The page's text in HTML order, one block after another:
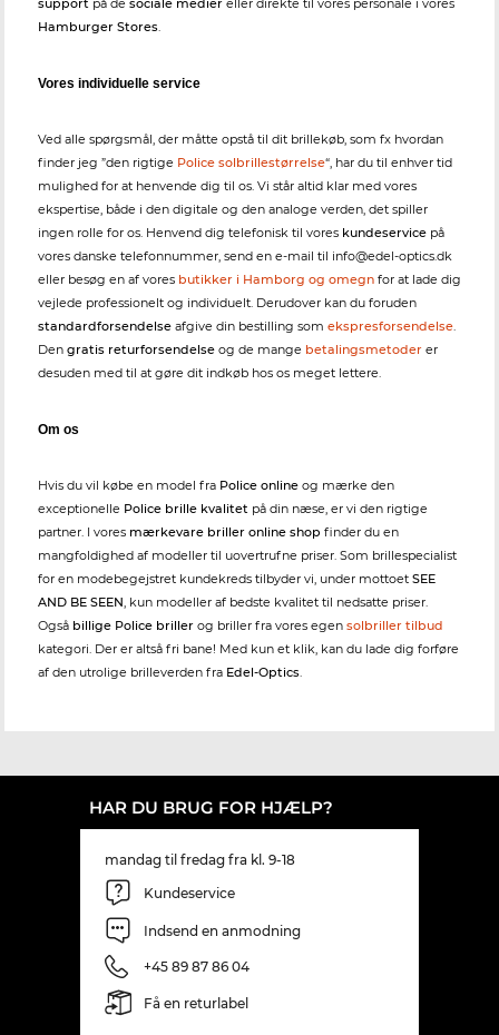
support på de sociale medier eller direkte til vores personale i vores
Hamburger Stores.
Vores individuelle service
Ved alle spørgsmål, der måtte opstå til dit brillekøb, som fx hvordan
finder jeg ”den rigtige Police solbrillestørrelse“, har du til enhver tid
mulighed for at henvende dig til os. Vi står altid klar med vores
ekspertise, både i den digitale og den analoge verden, det spiller
ingen rolle for os. Henvend dig telefonisk til vores kundeservice på
vores danske telefonnummer, send en e-mail til info@edel-optics.dk
eller besøg en af vores butikker i Hamborg og omegn for at lade dig
vejlede professionelt og individuelt. Derudover kan du foruden
standardforsendelse afgive din bestilling som ekspresforsendelse.
Den gratis returforsendelse og de mange betalingsmetoder er
desuden med til at gøre dit indkøb hos os meget lettere.
Om os
Hvis du vil købe en model fra Police online og mærke den
exceptionelle Police brille kvalitet på din næse, er vi den rigtige
partner. I vores mærkevare briller online shop finder du en
mangfoldighed af modeller til uovertrufne priser. Som brillespecialist
for en modebegejstret kundekreds tilbyder vi, under mottoet SEE
AND BE SEEN, kun modeller af bedste kvalitet til nedsatte priser.
Også billige Police briller og briller fra vores egen solbriller tilbud
kategori. Der er altså fri bane! Med kun et klik, kan du lade dig forføre
af den utrolige brilleverden fra Edel-Optics.
HAR DU BRUG FOR HJÆLP?
mandag til fredag fra kl. 9-18
Kundeservice
Indsend en anmodning
+45 89 87 86 04
Få en returlabel